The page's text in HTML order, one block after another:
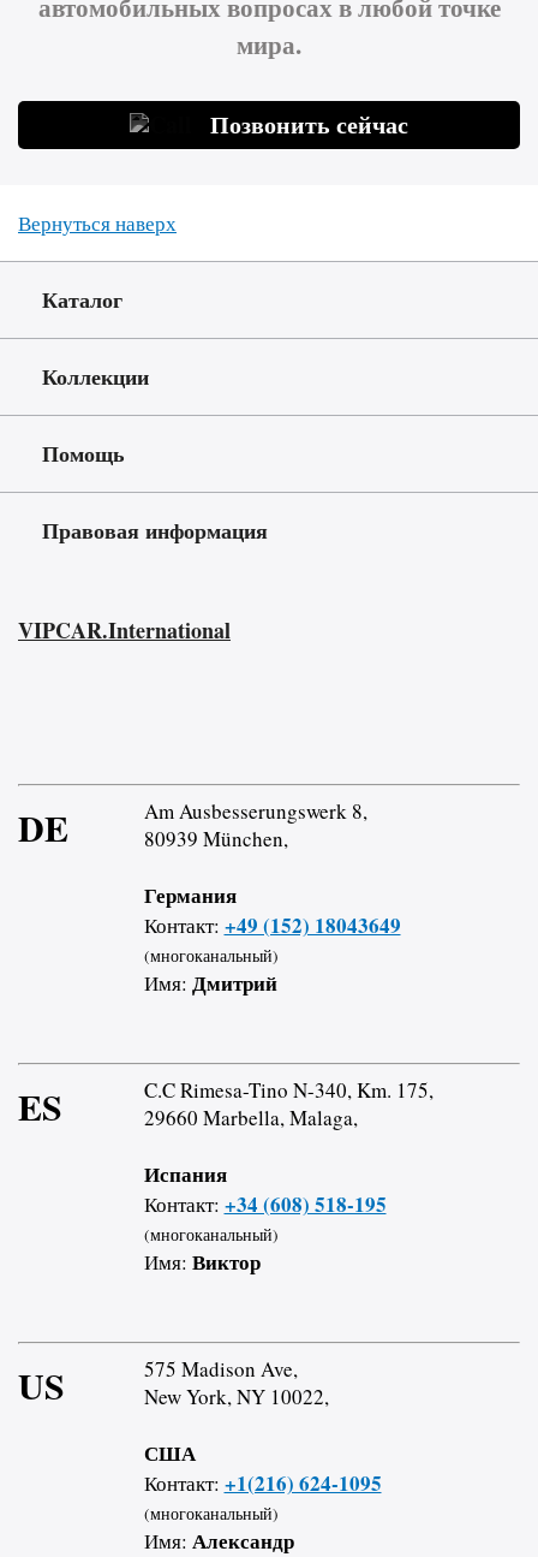
мира.
Позвонить сейчас
Вернуться наверх
Каталог
Коллекции
Помощь
Правовая информация
VIPCAR.International
DE
Am Ausbesserungswerk 8,
80939 München,
Германия
Контакт: +49 (152) 18043649
(многоканальный)
Имя: Дмитрий
ES
C.C Rimesa-Tino N-340, Km. 175,
29660 Marbella, Malaga,
Испания
Контакт: +34 (608) 518-195
(многоканальный)
Имя: Виктор
US
575 Madison Ave,
New York, NY 10022,
США
Контакт: +1(216) 624-1095
(многоканальный)
Имя: Александр